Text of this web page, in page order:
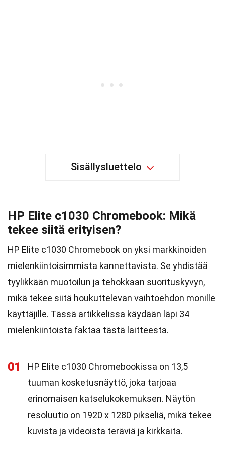
Sisällysluettelo
HP Elite c1030 Chromebook: Mikä
tekee siitä erityisen?
HP Elite c1030 Chromebook on yksi markkinoiden
mielenkiintoisimmista kannettavista. Se yhdistää
tyylikkään muotoilun ja tehokkaan suorituskyvyn,
mikä tekee siitä houkuttelevan vaihtoehdon monille
käyttäjille. Tässä artikkelissa käydään läpi 34
mielenkiintoista faktaa tästä laitteesta.
01
HP Elite c1030 Chromebookissa on 13,5
tuuman kosketusnäyttö, joka tarjoaa
erinomaisen katselukokemuksen. Näytön
resoluutio on 1920 x 1280 pikseliä, mikä tekee
kuvista ja videoista teräviä ja kirkkaita.